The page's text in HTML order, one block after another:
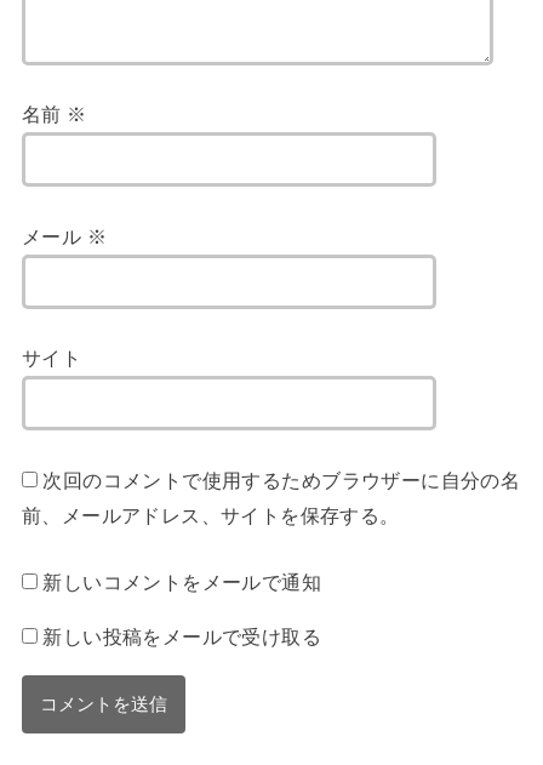
名前 ※
メール ※
サイト
次回のコメントで使用するためブラウザーに自分の名
前、メールアドレス、サイトを保存する。
新しいコメントをメールで通知
新しい投稿をメールで受け取る